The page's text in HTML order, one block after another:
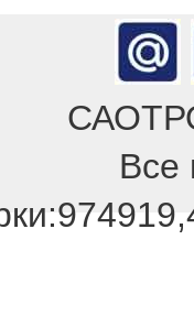
Все